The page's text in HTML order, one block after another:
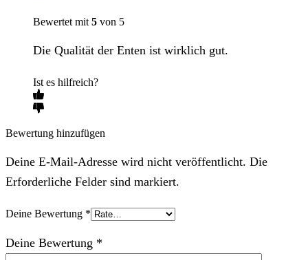
Bewertet mit 5 von 5
Die Qualität der Enten ist wirklich gut.
Ist es hilfreich?
Bewertung hinzufügen
Deine E-Mail-Adresse wird nicht veröffentlicht. Die
Erforderliche Felder sind markiert.
Deine Bewertung *
Deine Bewertung *